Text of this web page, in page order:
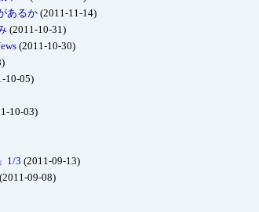
あるか (2011-11-14)
(2011-10-31)
(2011-10-30)
10-05)
10-03)
1/3 (2011-09-13)
(2011-09-08)